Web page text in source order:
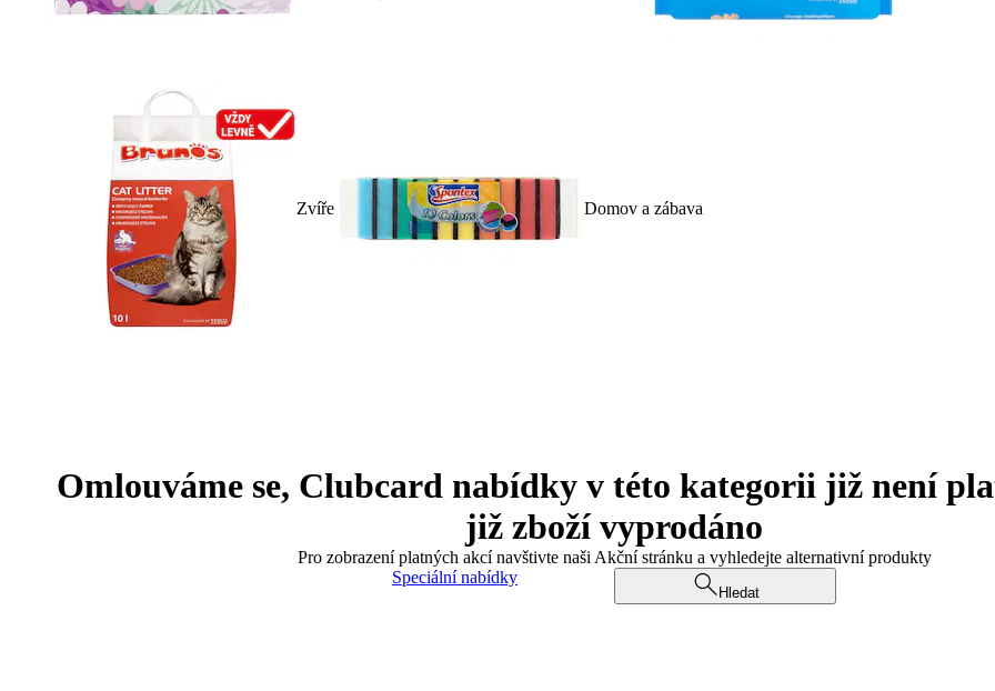
Zvíře Domov a zábava
Omlouváme se, Clubcard nabídky v této kategorii již není
již zboží vyprodáno
Pro zobrazení platných akcí navštivte naši Akční stránku a vyhledejte alternativní produkty
Speciální nabídky
Hledat